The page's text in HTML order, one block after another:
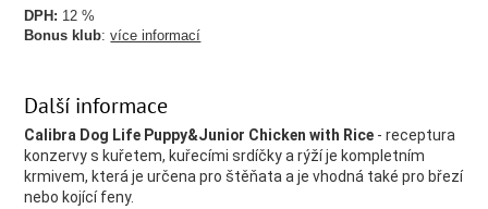
DPH: 12 %
Bonus klub:více informací
Další informace
Calibra Dog Life Puppy&Junior Chicken with Rice - receptura
konzervy s kuřetem, kuřecími srdíčky a rýží je kompletním
krmivem, která je určena pro štěňata a je vhodná také pro březí
nebo kojící feny.